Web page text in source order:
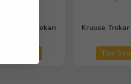
Trokarı Kruuse Trokar
Tüm